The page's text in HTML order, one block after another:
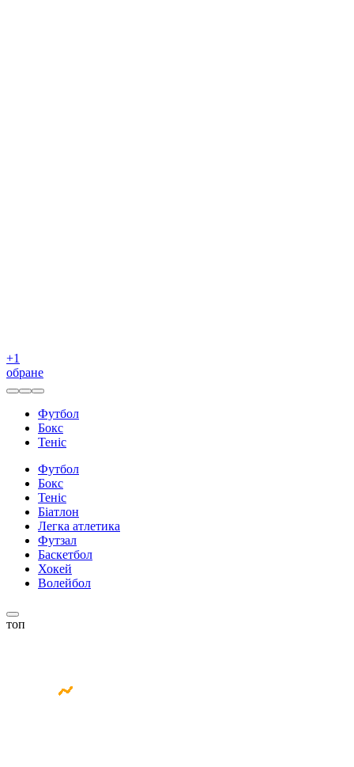
+1
обране
Футбол
Бокс
Теніс
Футбол
Бокс
Теніс
Біатлон
Легка атлетика
Футзал
Баскетбол
Хокей
Волейбол
топ